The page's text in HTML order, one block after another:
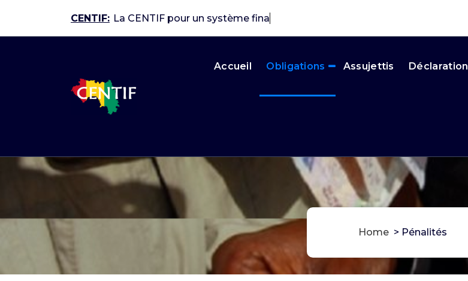
content
CENTIF: La CENTIF pour un système financi
Accueil Obligations Assujettis Déclaration
Home > Pénalités